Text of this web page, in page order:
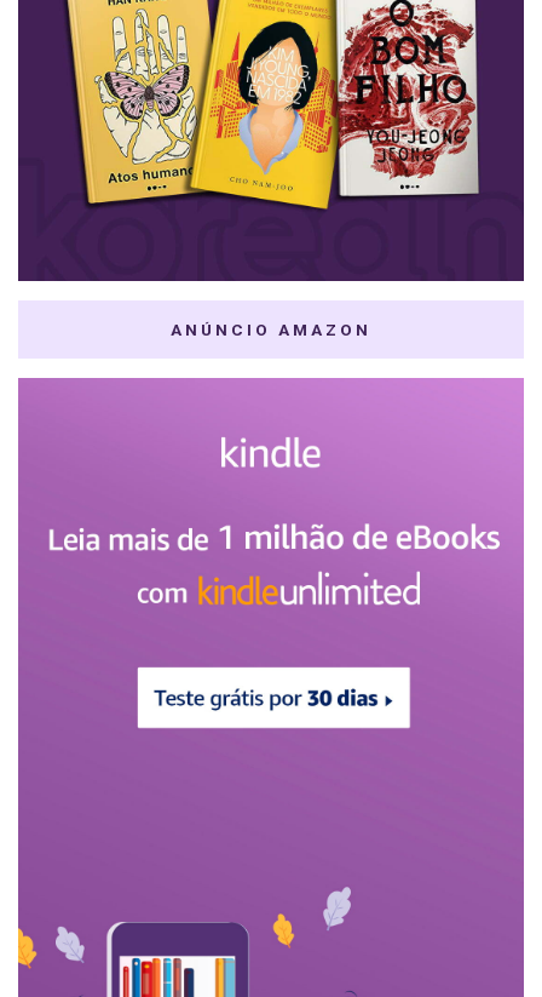
ANÚNCIO AMAZON